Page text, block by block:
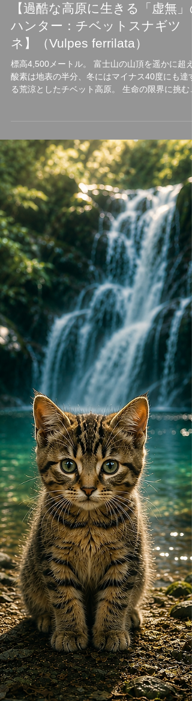
【過酷な高原に生きる「虚無」
ハンター：チベットスナギツ
ネ】（Vulpes ferrilata）
標高4,500メートル。 富士山の山頂を遥かに超え
表情を持つ」と囁かれる捕食者が生息していま
す。 彼の名はチベットスナギツネ（Vulpes
ferrilata）。 チベットスナギツネ 人間の感情をす
べて削ぎ落としたかのようなその「虚無の眼差
し」は、SNSでユーモラスなミームとして愛され
ています。しかし、この唯一無二の風貌こそ、厳
しい進化の歴史が刻んだ「生存のための究極のデ
ザイン」なのです。 特徴的な四角い顔は、決し
愛嬌のためではありません。 高原の激しい嵐や
骨を刺すような寒さから頭部を守るため、彼らの
頭部は極厚の冬毛で覆われています。さらに、強
烈な紫外線と吹きすさぶ砂埃から眼球を守るた
め、その目は細く、鋭く進化しました。 彼らは
の寡黙な表情のまま、荒野のステルスハンターと
して君臨します。 ターゲットは高原の生態系を
える「高原ナキウサギ（ピカ）」。チベットスナ
ギツネ（Vulpes ferrilata）はこ